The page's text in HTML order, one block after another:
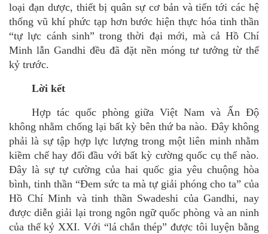
loại đạn dược, thiết bịquân sự cơ bản và tiến tới các hệ
thống vũ khí phức tạp hơn bước hiện thực hóa tinh thần
“tự lực cánh sinh” trong thời đại mới, mà cả Hồ Chí
Minh lẫn Gandhi đều đã đặt nền móng tư tưởng từ thế
kỷ trước.
Lời kết
Hợp tác quốc phòng giữa Việt Nam và Ấn Độ
không nhằm chống lại bất kỳ bên thứ ba nào. Đây không
phải là sự tập hợp lực lượng trong một liên minh nhằm
kiềm chế hay đối đầu với bất kỳ cường quốc cụ thể nào.
Đây là sự tự cường của hai quốc gia yêu chuộng hòa
bình, tinh thần “Đem sức ta mà tự giải phóng cho ta” của
Hồ Chí Minh và tinh thần Swadeshi của Gandhi, nay
được diễn giải lại trong ngôn ngữquốc phòng và an ninh
của thế kỷ XXI. Với “láchắn thép” được tôi luyện bằng